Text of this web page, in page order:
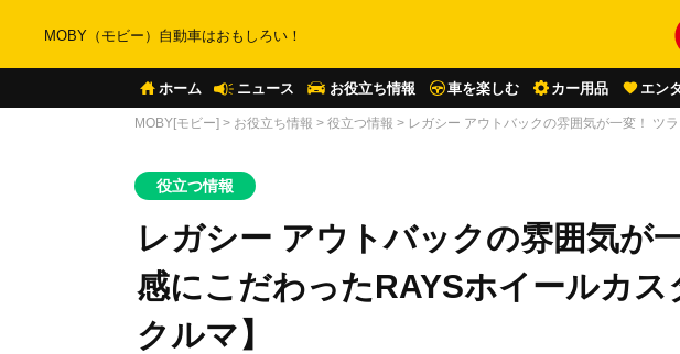
MOBY（モビー）自動車はおもしろい！
ホーム ニュース お役立ち情報 車を楽しむ カー用品 エン
MOBY[モビー] > お役立ち情報 > 役立つ情報 > レガシー アウトバックの雰囲気が一変！ ツ
役立つ情報
レガシー アウトバックの雰囲気が
感にこだわったRAYSホイールカ
クルマ】